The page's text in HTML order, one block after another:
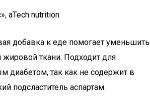
aTech nutrition
добавка к еде помогает уменьшить
ткани. Подходит для
диабетом, так как не содержит в
подсластитель аспартам.